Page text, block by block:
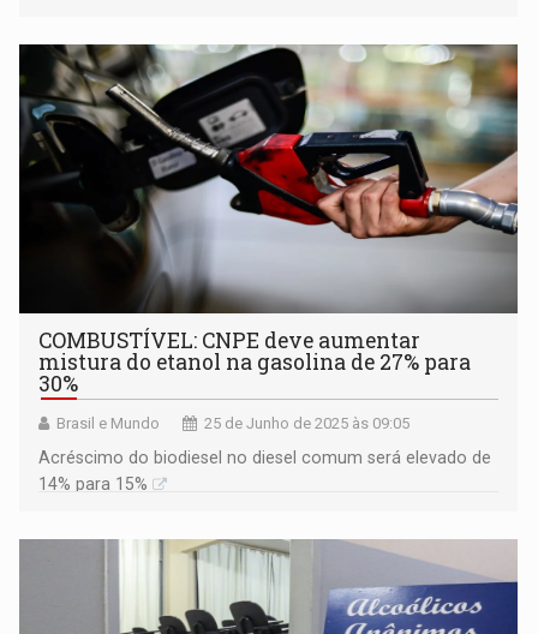
COMBUSTÍVEL: CNPE deve aumentar
mistura do etanol na gasolina de 27% para
30%
Brasil e Mundo 25 de Junho de 2025 às 09:05
Acréscimo do biodiesel no diesel comum será elevado de
14% para 15%